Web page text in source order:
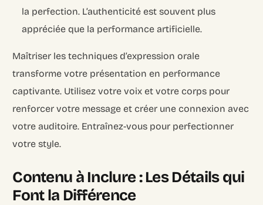
la perfection. L’authenticité est souvent plus
appréciée que la performance artificielle.
Maîtriser les techniques d’expression orale
transforme votre présentation en performance
captivante. Utilisez votre voix et votre corps pour
renforcer votre message et créer une connexion avec
votre auditoire. Entraînez-vous pour perfectionner
votre style.
Contenu à Inclure : Les Détails qui
Font la Différence